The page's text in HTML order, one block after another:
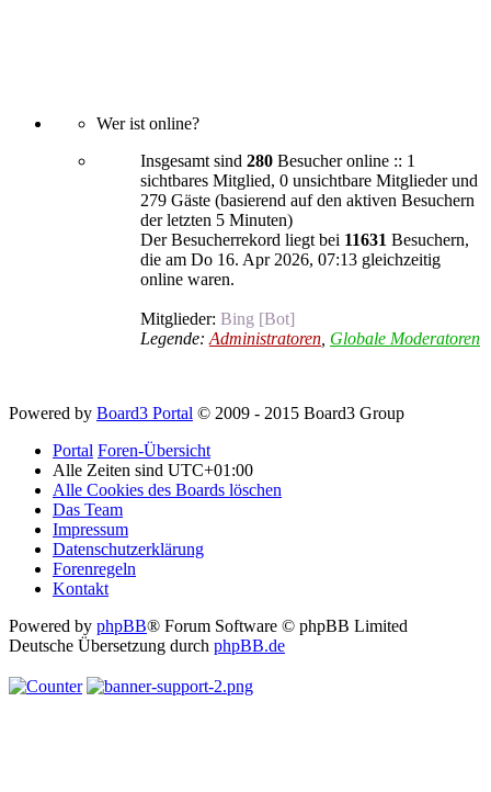
Wer ist online?
Insgesamt sind 280 Besucher online :: 1
sichtbares Mitglied, 0 unsichtbare Mitglieder und
279 Gäste (basierend auf den aktiven Besuchern
der letzten 5 Minuten)
Der Besucherrekord liegt bei 11631 Besuchern,
die am Do 16. Apr 2026, 07:13 gleichzeitig
online waren.
Mitglieder: Bing [Bot]
Legende: Administratoren Globale Moderatoren
Powered by Board3 Portal © 2009 - 2015 Board3 Group
Portal Foren-Übersicht
Alle Zeiten sind UTC+01:00
Alle Cookies des Boards löschen
Das Team
Impressum
Datenschutzerklärung
Forenregeln
Kontakt
Powered by phpBB® Forum Software © phpBB Limited
Deutsche Übersetzung durch phpBB.de